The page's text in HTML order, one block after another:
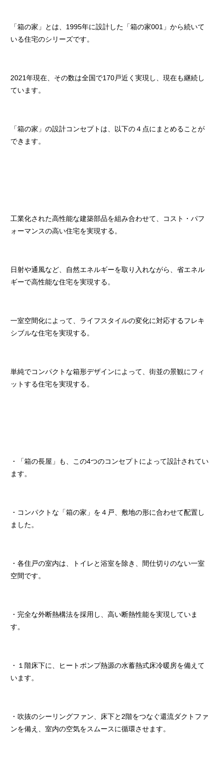
「箱の家」とは、1995年に設計した「箱の家001」から続いて
いる住宅のシリーズです。
2021年現在、その数は全国で170戸近く実現し、現在も継続し
ています。
「箱の家」の設計コンセプトは、以下の４点にまとめることが
できます。
工業化された高性能な建築部品を組み合わせて、コスト・パフ
ォーマンスの高い住宅を実現する。
日射や通風など、自然エネルギーを取り入れながら、省エネル
ギーで高性能な住宅を実現する。
一室空間化によって、ライフスタイルの変化に対応するフレキ
シブルな住宅を実現する。
単純でコンパクトな箱形デザインによって、街並の景観にフィ
ットする住宅を実現する。
・「箱の長屋」も、この4つのコンセプトによって設計されてい
ます。
・コンパクトな「箱の家」を４戸、敷地の形に合わせて配置し
ました。
・各住戸の室内は、トイレと浴室を除き、間仕切りのない一室
空間です。
・完全な外断熱構法を採用し、高い断熱性能を実現していま
す。
・１階床下に、ヒートポンプ熱源の水蓄熱式床冷暖房を備えて
います。
・吹抜のシーリングファン、床下と2階をつなぐ還流ダクトファ
ンを備え、室内の空気をスムースに循環させます。